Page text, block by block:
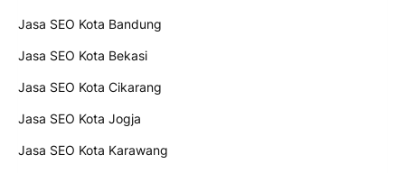
Jasa SEO Kota Bandung
Jasa SEO Kota Bekasi
Jasa SEO Kota Cikarang
Jasa SEO Kota Jogja
Jasa SEO Kota Karawang